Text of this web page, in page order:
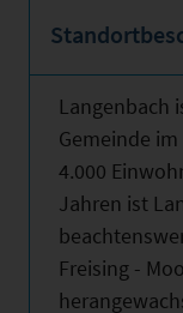
Langenbach
Gemeinde
4.000
Jahren ist
Freising -